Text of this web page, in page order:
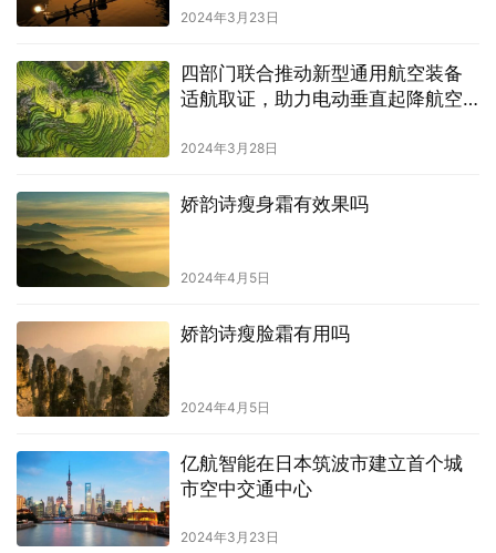
2024年3月23日
四部门联合推动新型通用航空装备
适航取证，助力电动垂直起降航空
2024年3月28日
娇韵诗瘦身霜有效果吗
2024年4月5日
娇韵诗瘦脸霜有用吗
2024年4月5日
亿航智能在日本筑波市建立首个城
市空中交通中心
2024年3月23日